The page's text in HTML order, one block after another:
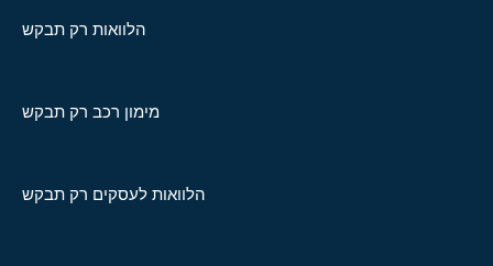
הלוואות רק תבקש
מימון רכב רק תבקש
הלוואות לעסקים רק תבקש